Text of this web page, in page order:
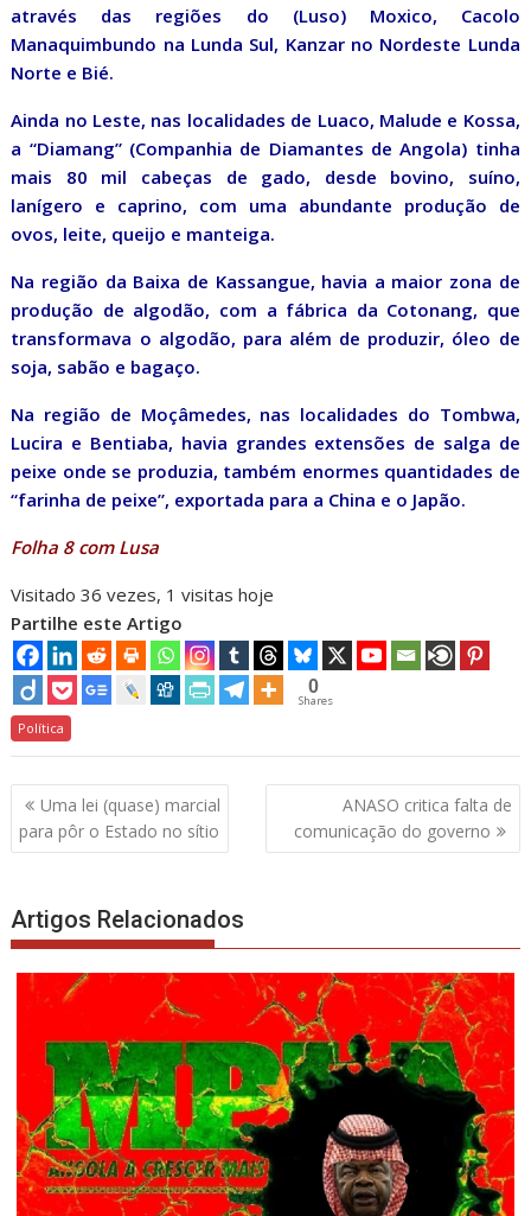
através das regiões do (Luso) Moxico, Cacolo
Manaquimbundo na Lunda Sul, Kanzar no Nordeste Lunda
Norte e Bié.
Ainda no Leste, nas localidades de Luaco, Malude e Kossa,
a “Diamang” (Companhia de Diamantes de Angola) tinha
mais 80 mil cabeças de gado, desde bovino, suíno,
lanígero e caprino, com uma abundante produção de
ovos, leite, queijo e manteiga.
Na região da Baixa de Kassangue, havia a maior zona de
produção de algodão, com a fábrica da Cotonang, que
transformava o algodão, para além de produzir, óleo de
soja, sabão e bagaço.
Na região de Moçâmedes, nas localidades do Tombwa,
Lucira e Bentiaba, havia grandes extensões de salga de
peixe onde se produzia, também enormes quantidades de
“farinha de peixe”, exportada para a China e o Japão.
Folha 8 com Lusa
Visitado 36 vezes, 1 visitas hoje
Partilhe este Artigo
0
Shares
Política
Navegação
de
artigos
Uma lei (quase) marcial
para pôr o Estado no sítio
ANASO critica falta de
comunicação do governo
Artigos Relacionados